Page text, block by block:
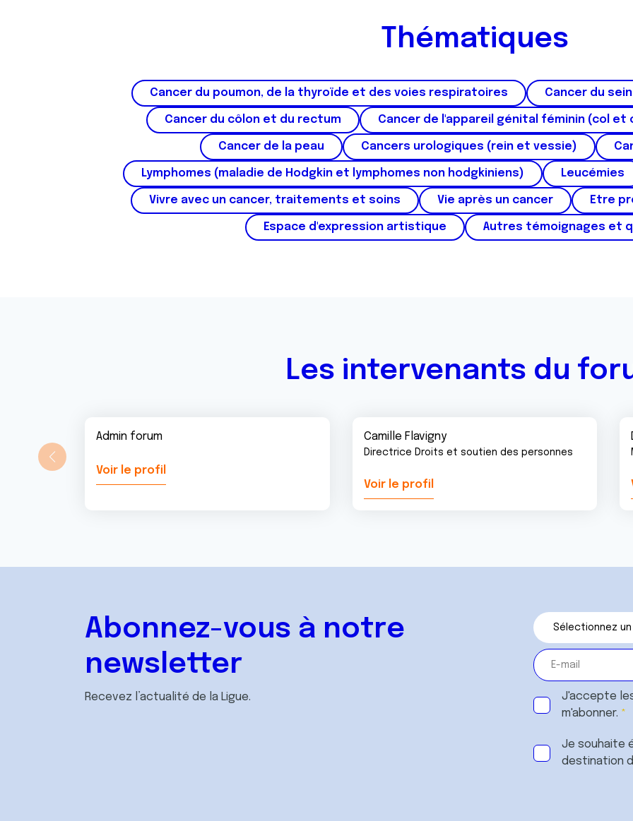
n
t
Thématiques
Cancer du poumon, de la thyroïde et des voies respiratoires Cancer du sein
Cancer du côlon et du rectum Cancer de l'appareil génital féminin (col
Cancer de la peau Cancers urologiques (rein et vessie)
Lymphomes (maladie de Hodgkin et lymphomes non hodgkiniens) Leucémies
Vivre avec un cancer, traitements et soins Vie après un cancer Etre
Espace d'expression artistique Autres témoignages et
Les intervenants du
Admin forum
Voir le profil
Camille Flavigny
Directrice Droits et soutien des personnes
Voir le profil
Abonnez-vous à notre
newsletter
Recevez l’actualité de la Ligue. J'accepte
m'abonner.
Je souhaite
destination